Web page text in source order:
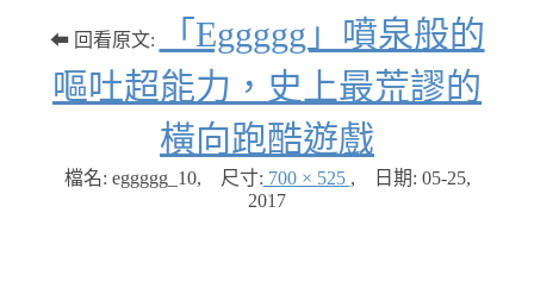
⬅ 回看原文:
「Eggggg」噴泉般的
嘔吐超能力，史上最荒謬的
橫向跑酷遊戲
檔名: eggggg_10, 尺寸: 700 × 525 , 日期: 05-25,
2017